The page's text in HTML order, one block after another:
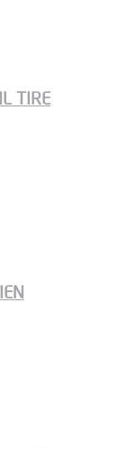
TIRE